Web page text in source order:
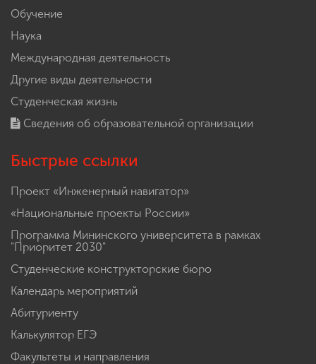
Обучение
Наука
Международная деятельность
Другие виды деятельности
Студенческая жизнь
Сведения об образовательной организации
Быстрые ссылки
Проект «Инженерный навигатор»
«Национальные проекты России»
Программа Мининского университета в рамках
"Приоритет 2030"
Студенческие конструкторские бюро
Календарь мероприятий
Абитуриенту
Калькулятор ЕГЭ
Факультеты и направления